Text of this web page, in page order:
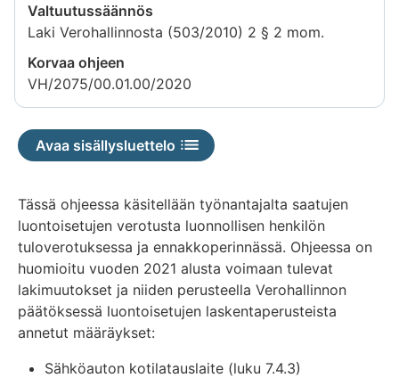
Valtuutussäännös
Laki Verohallinnosta (503/2010) 2 § 2 mom.
Korvaa ohjeen
VH/2075/00.01.00/2020
Avaa sisällysluettelo
Tässä ohjeessa käsitellään työnantajalta saatujen
luontoisetujen verotusta luonnollisen henkilön
tuloverotuksessa ja ennakkoperinnässä. Ohjeessa on
huomioitu vuoden 2021 alusta voimaan tulevat
lakimuutokset ja niiden perusteella Verohallinnon
päätöksessä luontoisetujen laskentaperusteista
annetut määräykset:
Sähköauton kotilatauslaite (luku 7.4.3)